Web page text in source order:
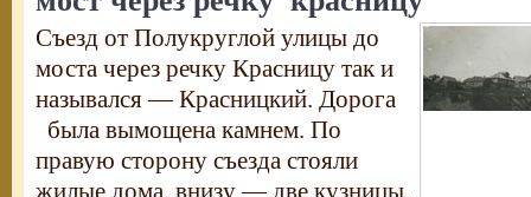
Съезд от Полукруглой улицы до
моста через речку Красницу так и
назывался — Красницкий. Дорога
была вымощена камнем. По
правую сторону съезда стояли
жилые дома, внизу — две кузницы,